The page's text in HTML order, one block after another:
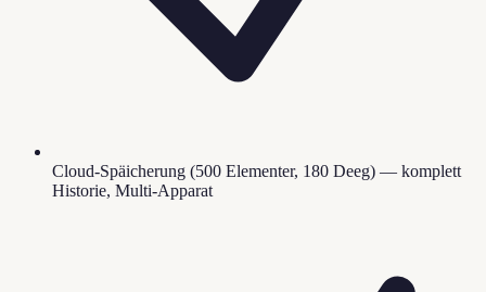
Cloud-Späicherung (500 Elementer, 180 Deeg) — komplett
Historie, Multi-Apparat